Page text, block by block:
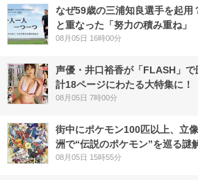
なぜ59歳の三浦知良選手を起
と重なった「努力の積み重ね」
08月05日 16時00分
声優・井口裕香が「FLASH」で
計18ページにわたる大特集に！
08月05日 7時00分
街中にポケモン100匹以上、立
洲で“伝説のポケモン”を巡る謎
08月05日 15時55分